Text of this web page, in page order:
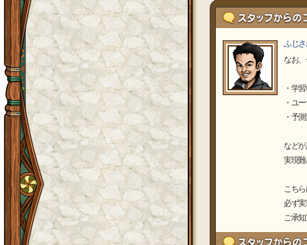
ふじ
なお
・学
・ユ
・予
など
実現
こち
必ず
ご承